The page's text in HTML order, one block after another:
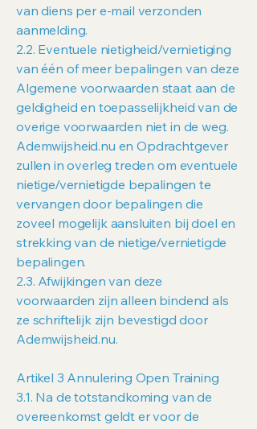
van diens per e-mail verzonden
aanmelding.
2.2. Eventuele nietigheid/vernietiging
van één of meer bepalingen van deze
Algemene voorwaarden staat aan de
geldigheid en toepasselijkheid van de
overige voorwaarden niet in de weg.
Ademwijsheid.nu en Opdrachtgever
zullen in overleg treden om eventuele
nietige/vernietigde bepalingen te
vervangen door bepalingen die
zoveel mogelijk aansluiten bij doel en
strekking van de nietige/vernietigde
bepalingen.
2.3. Afwijkingen van deze
voorwaarden zijn alleen bindend als
ze schriftelijk zijn bevestigd door
Ademwijsheid.nu.
Artikel 3 Annulering Open Training
3.1. Na de totstandkoming van de
overeenkomst geldt er voor de